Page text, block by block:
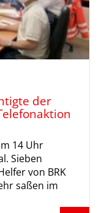
der
14 Uhr
Sieben
von BRK
saßen im